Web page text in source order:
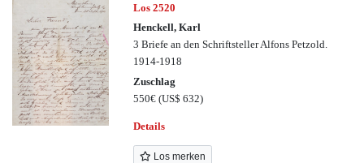
Los 2520
Henckell, Karl
3 Briefe an den Schriftsteller Alfons Petzold.
1914-1918
Zuschlag
550€(US$ 632)
Details
Los merken